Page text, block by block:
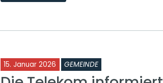
15. Januar 2026 GEMEINDE